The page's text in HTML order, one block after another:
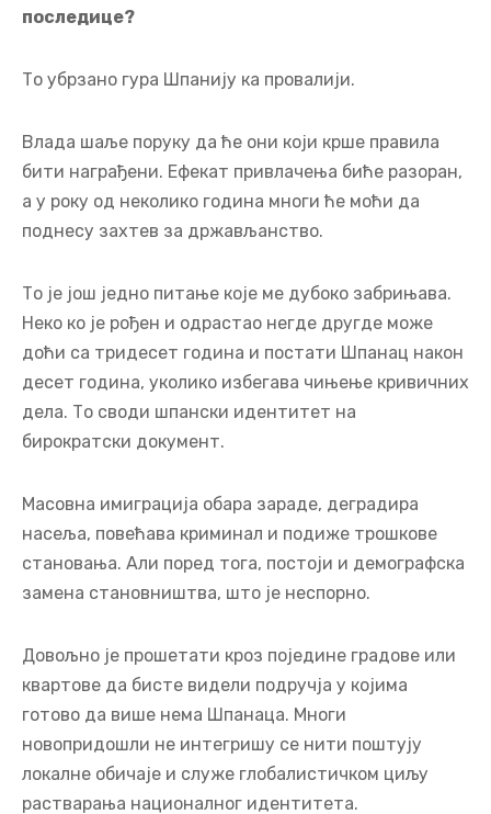
последице?
То убрзано гура Шпанију ка провалији.
Влада шаље поруку да ће они који крше правила
бити награђени. Ефекат привлачења биће разоран,
а у року од неколико година многи ће моћи да
поднесу захтев за држављанство.
То је још једно питање које ме дубоко забрињава.
Неко ко је рођен и одрастао негде другде може
доћи са тридесет година и постати Шпанац након
десет година, уколико избегава чињење кривичних
дела. То своди шпански идентитет на
бирократски документ.
Масовна имиграција обара зараде, деградира
насеља, повећава криминал и подиже трошкове
становања. Али поред тога, постоји и демографска
замена становништва, што је неспорно.
Довољно је прошетати кроз поједине градове или
квартове да бисте видели подручја у којима
готово да више нема Шпанаца. Многи
новопридошли не интегришу се нити поштују
локалне обичаје и служе глобалистичком циљу
растварања националног идентитета.